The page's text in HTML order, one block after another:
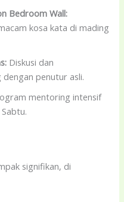
Bedroom Wall:
kosa kata di mading
Diskusi dan
penutur asli.
mentoring intensif
signifikan, di